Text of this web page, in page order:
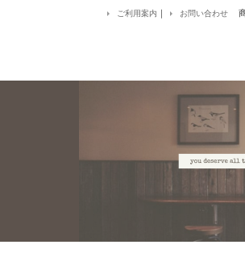
ご利用案内 ｜ お問い合わせ